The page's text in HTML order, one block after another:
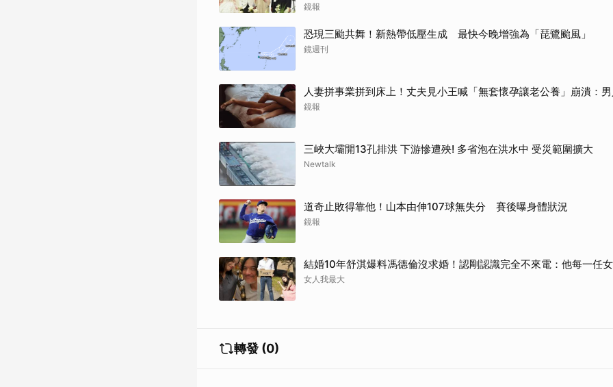
鏡報
恐現三颱共舞！新熱帶低壓生成 最快今晚增強為「琵鷺颱風」
鏡週刊
人妻拼事業拼到床上！丈夫見小王喊「無套懷孕讓老公養」崩潰：
鏡報
三峽大壩開13孔排洪 下游慘遭殃! 多省泡在洪水中 受災範圍擴大
Newtalk
道奇止敗得靠他！山本由伸107球無失分 賽後曝身體狀況
鏡報
結婚10年舒淇爆料馮德倫沒求婚！認剛認識完全不來電：他每一任
女人我最大
轉發 (0)